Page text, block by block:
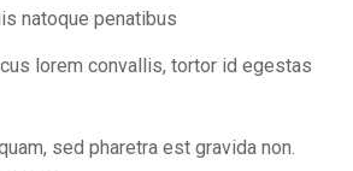
natoque penatibus
lorem convallis, tortor id egestas
sed pharetra est gravida non.